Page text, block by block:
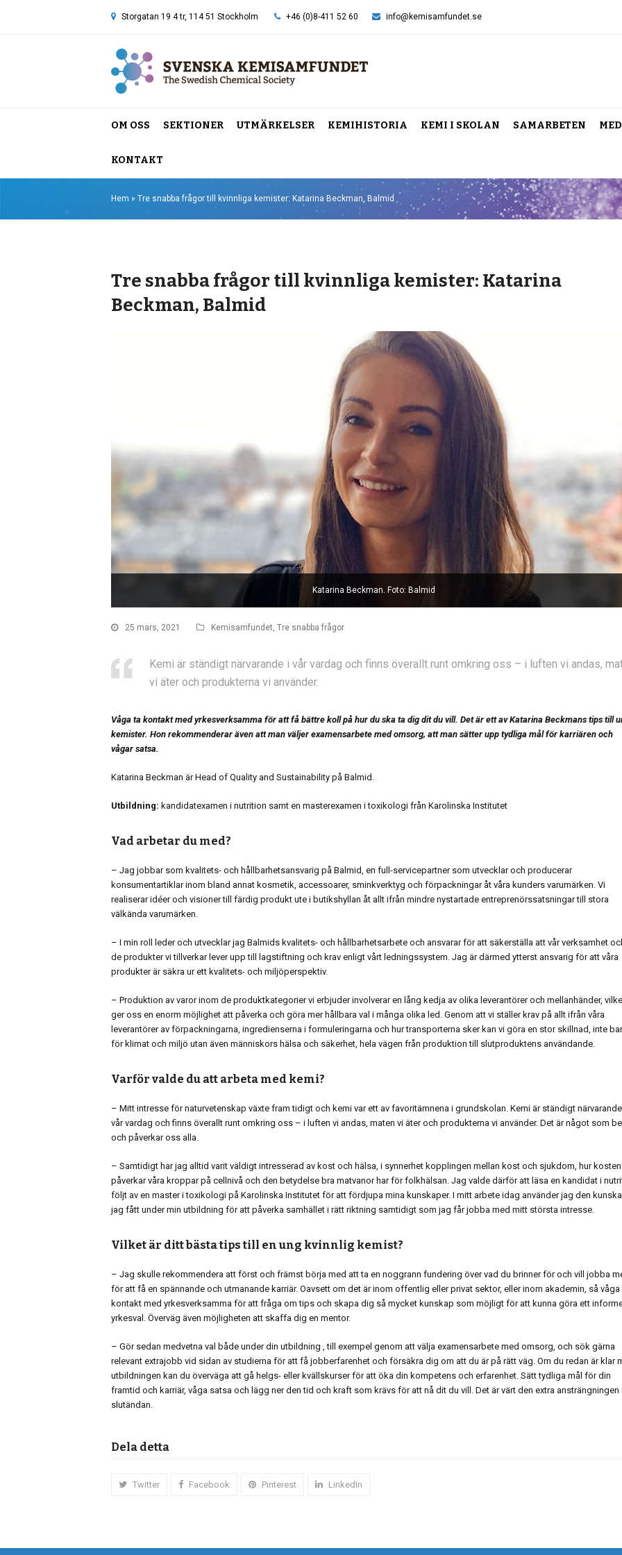
Storgatan 19 4 tr, 114 51 Stockholm +46 (0)8-411 52 60 info@kemisamfundet.se
OM OSS SEKTIONER UTMÄRKELSER KEMIHISTORIA KEMI I SKOLAN SAMARBETEN
KONTAKT
Hem » Tre snabba frågor till kvinnliga kemister: Katarina Beckman, Balmid
Tre snabba frågor till kvinnliga kemister: Katarina
Beckman, Balmid
Katarina Beckman. Foto: Balmid
25 mars, 2021 Kemisamfundet, Tre snabba frågor
Kemi är ständigt närvarande i vår vardag och finns överallt runt omkring oss – i luften vi andas,
vi äter och produkterna vi använder.
Våga ta kontakt med yrkesverksamma för att få bättre koll på hur du ska ta dig dit du vill. Det är ett av Katarina Beckmans tips till
kemister. Hon rekommenderar även att man väljer examensarbete med omsorg, att man sätter upp tydliga mål för karriären och
vågar satsa.
Katarina Beckman är Head of Quality and Sustainability på Balmid.
Utbildning: kandidatexamen i nutrition samt en masterexamen i toxikologi från Karolinska Institutet
Vad arbetar du med?
– Jag jobbar som kvalitets- och hållbarhetsansvarig på Balmid, en full-servicepartner som utvecklar och producerar
konsumentartiklar inom bland annat kosmetik, accessoarer, sminkverktyg och förpackningar åt våra kunders varumärken. Vi
realiserar idéer och visioner till färdig produkt ute i butikshyllan åt allt ifrån mindre nystartade entreprenörssatsningar till stora
välkända varumärken.
– I min roll leder och utvecklar jag Balmids kvalitets- och hållbarhetsarbete och ansvarar för att säkerställa att vår verksamhet
de produkter vi tillverkar lever upp till lagstiftning och krav enligt vårt ledningssystem. Jag är därmed ytterst ansvarig för att våra
produkter är säkra ur ett kvalitets- och miljöperspektiv.
– Produktion av varor inom de produktkategorier vi erbjuder involverar en lång kedja av olika leverantörer och mellanhänder,
ger oss en enorm möjlighet att påverka och göra mer hållbara val i många olika led. Genom att vi ställer krav på allt ifrån våra
leverantörer av förpackningarna, ingredienserna i formuleringarna och hur transporterna sker kan vi göra en stor skillnad, inte
för klimat och miljö utan även människors hälsa och säkerhet, hela vägen från produktion till slutproduktens användande.
Varför valde du att arbeta med kemi?
– Mitt intresse för naturvetenskap växte fram tidigt och kemi var ett av favoritämnena i grundskolan. Kemi är ständigt
vår vardag och finns överallt runt omkring oss – i luften vi andas, maten vi äter och produkterna vi använder. Det är något som
och påverkar oss alla.
– Samtidigt har jag alltid varit väldigt intresserad av kost och hälsa, i synnerhet kopplingen mellan kost och sjukdom, hur kosten
påverkar våra kroppar på cellnivå och den betydelse bra matvanor har för folkhälsan. Jag valde därför att läsa en kandidat i
följt av en master i toxikologi på Karolinska Institutet för att fördjupa mina kunskaper. I mitt arbete idag använder jag den
jag fått under min utbildning för att påverka samhället i rätt riktning samtidigt som jag får jobba med mitt största intresse.
Vilket är ditt bästa tips till en ung kvinnlig kemist?
– Jag skulle rekommendera att först och främst börja med att ta en noggrann fundering över vad du brinner för och vill jobba
för att få en spännande och utmanande karriär. Oavsett om det är inom offentlig eller privat sektor, eller inom akademin, så våga
kontakt med yrkesverksamma för att fråga om tips och skapa dig så mycket kunskap som möjligt för att kunna göra ett
yrkesval. Överväg även möjligheten att skaffa dig en mentor.
– Gör sedan medvetna val både under din utbildning , till exempel genom att välja examensarbete med omsorg, och sök gärna
relevant extrajobb vid sidan av studierna för att få jobberfarenhet och försäkra dig om att du är på rätt väg. Om du redan är klar
utbildningen kan du överväga att gå helgs- eller kvällskurser för att öka din kompetens och erfarenhet. Sätt tydliga mål för din
framtid och karriär, våga satsa och lägg ner den tid och kraft som krävs för att nå dit du vill. Det är värt den extra ansträngningen
slutändan.
Dela detta
Twitter Facebook Pinterest LinkedIn